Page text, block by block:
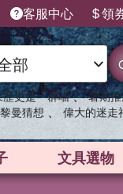
客服中心 領
歷史是一群喵 、 暑期
曼猜想 、 偉大的迷走
文具選物